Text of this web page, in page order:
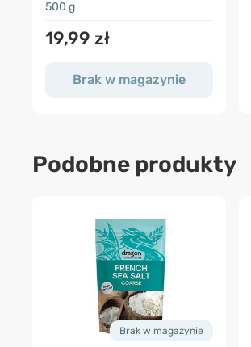
500 g
19,99 zł
Brak w magazynie
Podobne produkty
Brak w magazynie